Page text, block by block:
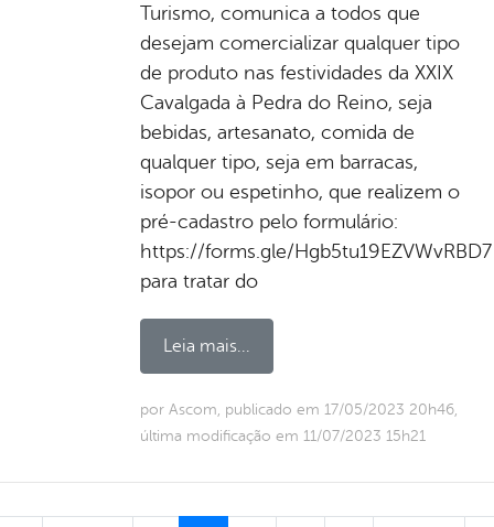
Turismo, comunica a todos que
desejam comercializar qualquer tipo
de produto nas festividades da XXIX
Cavalgada à Pedra do Reino, seja
bebidas, artesanato, comida de
qualquer tipo, seja em barracas,
isopor ou espetinho, que realizem o
pré-cadastro pelo formulário:
https://forms.gle/Hgb5tu19EZVWvRBD7
para tratar do
Leia mais...
por Ascom, publicado em 17/05/2023 20h46,
última modificação em 11/07/2023 15h21